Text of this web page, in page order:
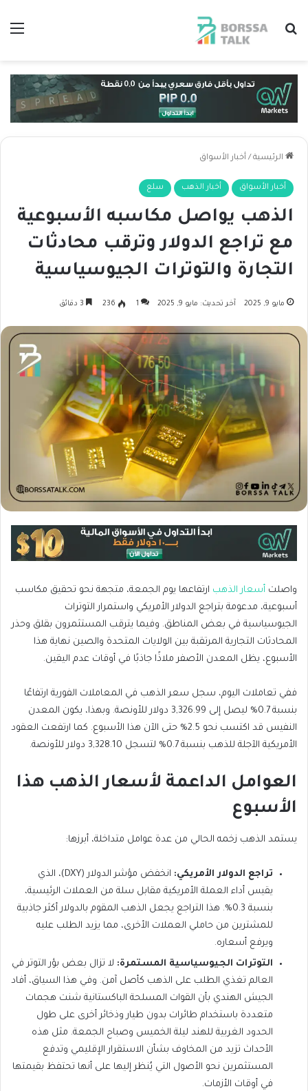
بحث عن
الرئيسية / أخبار الأسواق
أخبار الأسواق أخبار الذهب سلع
الذهب يواصل مكاسبه الأسبوعية
مع تراجع الدولار وترقب محادثات
التجارة والتوترات الجيوسياسية
مايو 9, 2025 آخر تحديث: مايو 9, 2025 1
236
واصلت أسعار الذهب ارتفاعها يوم الجمعة، متجهة نحو تحقيق مكاسب
أسبوعية، مدعومة بتراجع الدولار الأمريكي واستمرار التوترات
الجيوسياسية في بعض المناطق. وفيما يترقب المستثمرون بقلق وحذر
المحادثات التجارية المرتقبة بين الولايات المتحدة والصين نهاية هذا
الأسبوع، يظل المعدن الأصفر ملاذًا جاذبًا في أوقات عدم اليقين.
ففي تعاملات اليوم، سجل سعر الذهب في المعاملات الفورية ارتفاعًا
بنسبة 0.7% ليصل إلى 3,326.99 دولار للأونصة. وبهذا، يكون المعدن
النفيس قد اكتسب نحو 2.5% حتى الآن هذا الأسبوع. كما ارتفعت العقود
الأمريكية الآجلة للذهب بنسبة 0.7% لتسجل 3,328.10 دولار للأونصة.
العوامل الداعمة لأسعار الذهب هذا
الأسبوع
يستمد الذهب زخمه الحالي من عدة عوامل متداخلة، أبرزها:
تراجع الدولار الأمريكي:
انخفض مؤشر الدولار (DXY)، الذي
يقيس أداء العملة الأمريكية مقابل سلة من العملات الرئيسية،
بنسبة 0.3%. هذا التراجع يجعل الذهب المقوم بالدولار أكثر جاذبية
للمشترين من حاملي العملات الأخرى، مما يزيد الطلب عليه
ويرفع أسعاره.
التوترات الجيوسياسية المستمرة: لا تزال بعض بؤر التوتر في
العالم تغذي الطلب على الذهب كأصل آمن. وفي هذا السياق، أفاد
الجيش الهندي بأن القوات المسلحة الباكستانية شنت هجمات
متعددة باستخدام طائرات بدون طيار وذخائر أخرى على طول
الحدود الغربية للهند ليلة الخميس وصباح الجمعة. مثل هذه
الأحداث تزيد من المخاوف بشأن الاستقرار الإقليمي وتدفع
المستثمرين نحو الأصول التي يُنظر إليها على أنها تحتفظ بقيمتها
في أوقات الأزمات.